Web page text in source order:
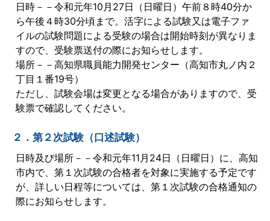
日時－－令和元年10月27日（日曜日）午前８時40分か
ら午後４時30分頃まで。活字による試験又は電子ファ
イルの試験問題による受験の場合は開始時刻が異なりま
すので、受験票送付の際にお知らせします。
場所－－高知県職員能力開発センター（高知市丸ノ内２
丁目１番19号）
ただし、試験会場は変更となる場合がありますので、受
験票で確認してください。
２．第２次試験（口述試験）
日時及び場所－－令和元年11月24日（日曜日）に、高知
市内で、第１次試験の合格者を対象に実施する予定です
が、詳しい日程等については、第１次試験の合格通知の
際にお知らせします。